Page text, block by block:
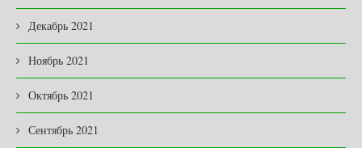
Декабрь 2021
Ноябрь 2021
Октябрь 2021
Сентябрь 2021